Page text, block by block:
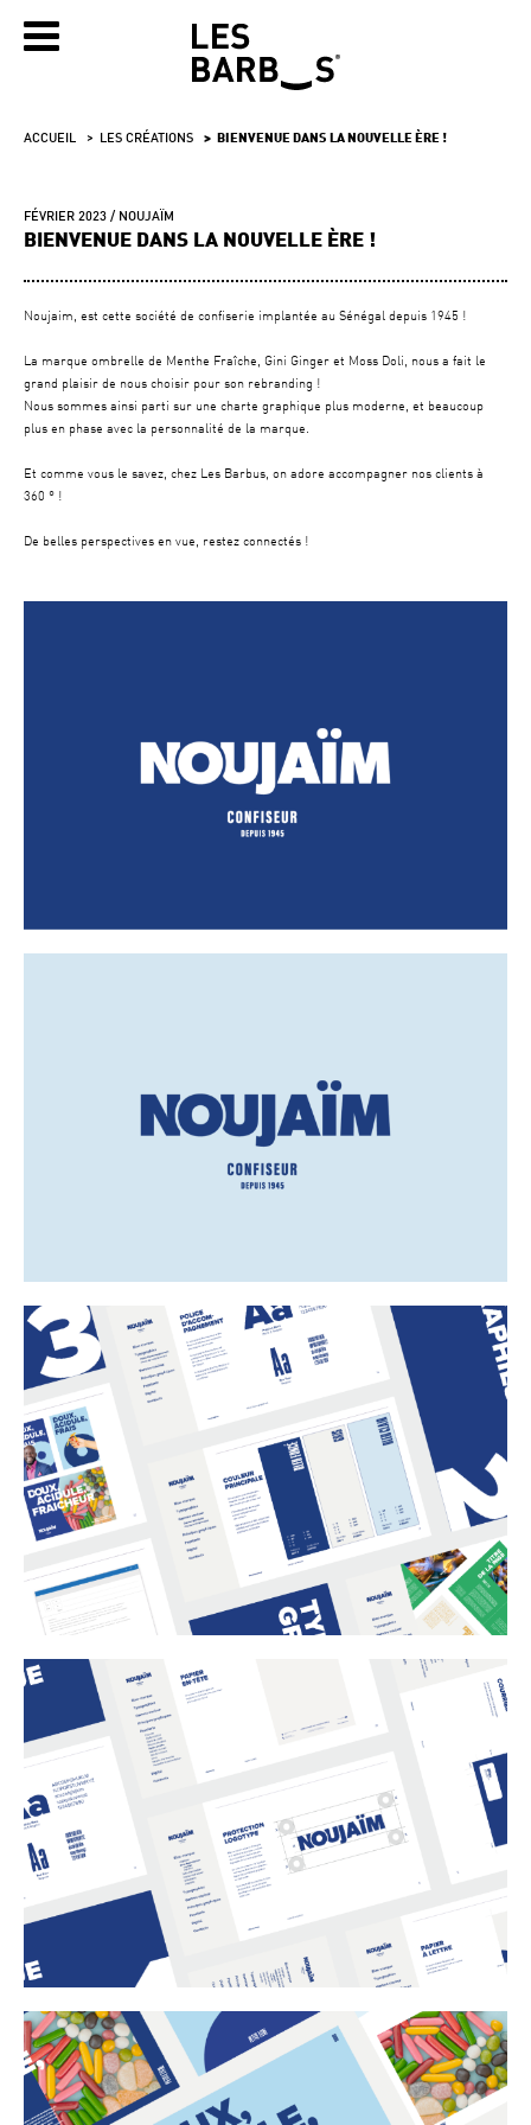
ACCUEIL LES CRÉATIONS BIENVENUE DANS LA NOUVELLE ÈRE !
FÉVRIER 2023 NOUJAÏM
BIENVENUE DANS LA NOUVELLE ÈRE !
Noujaim, est cette société de confiserie implantée au Sénégal depuis 1945 !
La marque ombrelle de Menthe Fraîche, Gini Ginger et Moss Doli, nous a fait le
grand plaisir de nous choisir pour son rebranding !
Nous sommes ainsi parti sur une charte graphique plus moderne, et beaucoup
plus en phase avec la personnalité de la marque.
Et comme vous le savez, chez Les Barbus, on adore accompagner nos clients à
360 ° !
De belles perspectives en vue, restez connectés !